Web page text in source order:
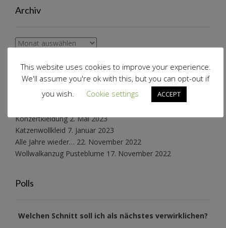
Archiv
Archiv
Schnabelinas Welt
Konzertkleidung 2. Mai 2023
Katzenwollkleid 7. Januar 2023
Alle Jahre wieder… 22. November 2022
Wollwalkanzug Pusteblume 17. November 2022
Polls
Welchen Schnitt soll ich als nächstes verwirklichen?
This website uses cookies to improve your experience.
We'll assume you're ok with this, but you can opt-out if
you wish.
Cookie settings ACCEPT